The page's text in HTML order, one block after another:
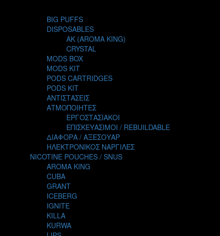
NUBO
OMERTA LIQUIDS
OPMH PROJECT
S-ELF JUICE
SADBOY
SCANDAL
SECRET FOREST
STEAM CITY LIQUIDS
STEAM TRAIN
STEAMPUNK
TALES
TATTOO
THE ALCHEMIST
THE SMOKER'S CLUB
TIKI MAHU
TWIST
VGOD
WILD ZOO
YETI
BIG PUFFS
DISPOSABLES
AK (AROMA KING)
CRYSTAL
MODS BOX
MODS KIT
PODS CARTRIDGES
PODS KIT
ΑΝΤΙΣΤΑΣΕΙΣ
ΑΤΜΟΠΟΙΗΤΕΣ
ΕΡΓΟΣΤΑΣΙΑΚΟΙ
ΕΠΙΣΚΕΥΑΣΙΜΟΙ / REBUILDABLE
ΔΙΑΦΟΡΑ / ΑΞΕΣΟΥΑΡ
ΗΛΕΚΤΡΟΝΙΚΟΣ ΝΑΡΓΙΛΕΣ
NICOTINE POUCHES / SNUS
AROMA KING
CUBA
GRANT
ICEBERG
IGNITE
KILLA
KURWA